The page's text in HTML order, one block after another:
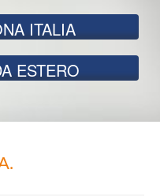
ITALIA
ESTERO